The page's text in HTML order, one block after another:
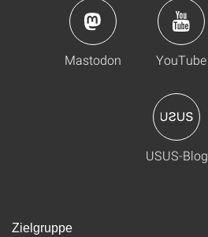
Mastodon YouTube
USUS-Blog
Zielgruppe